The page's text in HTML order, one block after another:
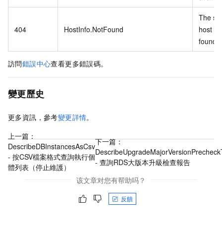
404 HostInfo.NotFound
The
host
found.
訪問錯誤中心查看更多錯誤碼。
變更歷史
更多資訊，參考變更詳情。
上一篇：
DescribeDBInstancesAsCsv
- 按CSV檔案格式查詢執行個
體列表（停止維護）
下一篇：
- 查詢RDS大版本升級檢查報告
该文章对您有帮助吗？
反饋